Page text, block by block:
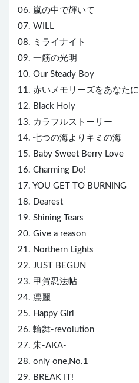
06. 嵐の中で輝いて
07. WILL
08. ミライナイト
09. 一筋の光明
10. Our Steady Boy
11. 赤いメモリーズをあなたに
12. Black Holy
13. カラフルストーリー
14. 七つの海よりキミの海
15. Baby Sweet Berry Love
16. Charming Do!
17. YOU GET TO BURNING
18. Dearest
19. Shining Tears
20. Give a reason
21. Northern Lights
22. JUST BEGUN
23. 甲賀忍法帖
24. 凛麗
25. Happy Girl
26. 輪舞-revolution
27. 朱-AKA-
28. only one,No.1
29. BREAK IT!